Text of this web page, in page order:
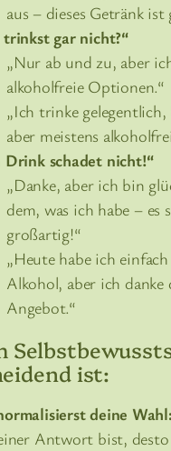
aus – dieses Getränk
trinkst gar nicht?“
„Nur ab und zu, aber
alkoholfreie Optionen.“
„Ich trinke gelegentlich,
aber meistens
Drink schadet nicht!“
„Danke, aber ich bin
dem, was ich habe – es
großartig!“
„Heute habe ich
Alkohol, aber ich
Angebot.“
ist:
deine Wahl:
Antwort bist,